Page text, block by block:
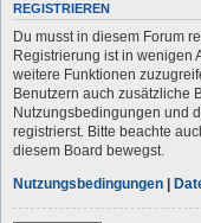
REGISTRIEREN
Du musst in diesem Forum
Registrierung ist in wenigen
weitere Funktionen
Benutzern auch zusätzliche
Nutzungsbedingungen und
registrierst. Bitte beachte
diesem Board bewegst.
Nutzungsbedingungen |